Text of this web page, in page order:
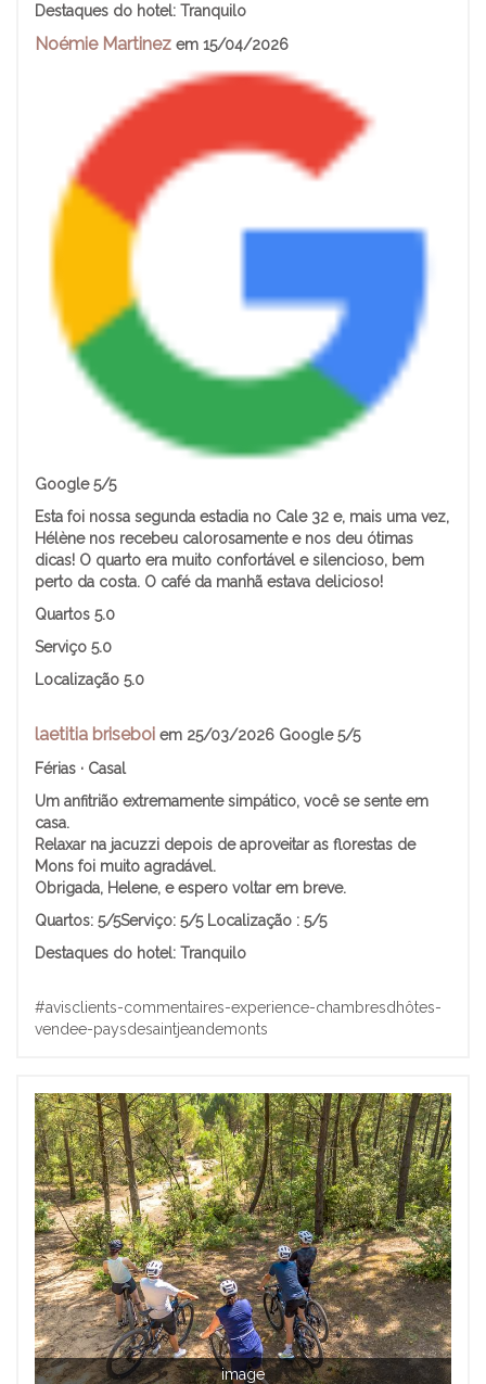
Destaques do hotel: Tranquilo
Noémie Martinez em 15/04/2026
Google 5/5
Esta foi nossa segunda estadia no Cale 32 e, mais uma vez,
Hélène nos recebeu calorosamente e nos deu ótimas
dicas! O quarto era muito confortável e silencioso, bem
perto da costa. O café da manhã estava delicioso!
Quartos 5.0
Serviço 5.0
Localização 5.0
laetitia briseboi em 25/03/2026 Google 5/5
Férias · Casal
Um anfitrião extremamente simpático, você se sente em
casa.
Relaxar na jacuzzi depois de aproveitar as florestas de
Mons foi muito agradável.
Obrigada, Helene, e espero voltar em breve.
Quartos: 5/5Serviço: 5/5 Localização : 5/5
Destaques do hotel: Tranquilo
#avisclients-commentaires-experience-chambresdhôtes-
vendee-paysdesaintjeandemonts
image